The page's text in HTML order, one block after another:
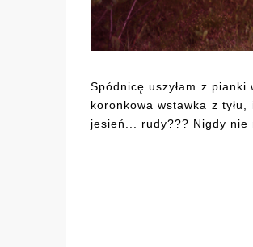
Spódnicę uszyłam z
koronkowa wstawka z
jesień... rudy??? Nigdy nie